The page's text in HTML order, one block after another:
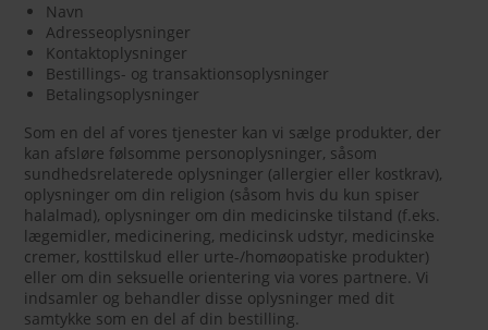
Navn
Adresseoplysninger
Kontaktoplysninger
Bestillings- og transaktionsoplysninger
Betalingsoplysninger
Som en del af vores tjenester kan vi sælge produkter, der
kan afsløre følsomme personoplysninger, såsom
sundhedsrelaterede oplysninger (allergier eller kostkrav),
oplysninger om din religion (såsom hvis du kun spiser
halalmad), oplysninger om din medicinske tilstand (f.eks.
lægemidler, medicinering, medicinsk udstyr, medicinske
cremer, kosttilskud eller urte-/homøopatiske produkter)
eller om din seksuelle orientering via vores partnere. Vi
indsamler og behandler disse oplysninger med dit
samtykke som en del af din bestilling.